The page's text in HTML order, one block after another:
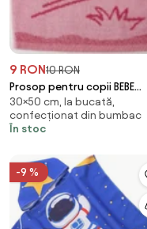
9 RON10 RON
Prosop pentru copii BEBE
trenulet roz 30x50 cm
30×50 cm, la bucată,
confecționat din bumbac
În stoc
-9 %